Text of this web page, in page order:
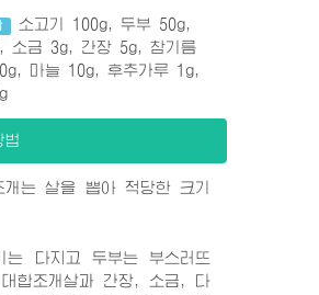
소고기 100g, 두부 50g,
소금 3g, 간장 5g, 참기름
마늘 10g, 후추가루 1g,
법
개는 살을 뽑아 적당한 크기
는 다지고 두부는 부스러뜨
합조개살과 간장, 소금, 다